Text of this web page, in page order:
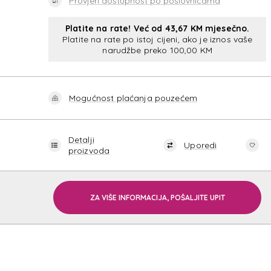
Platite na rate! Već od 43,67 KM mjesečno.
Platite na rate po istoj cijeni, ako je iznos vaše
narudžbe preko 100,00 KM
Mogućnost plaćanja pouzećem
Detalji
proizvoda
Uporedi
ZA VIŠE INFORMACIJA, POŠALJITE UPIT